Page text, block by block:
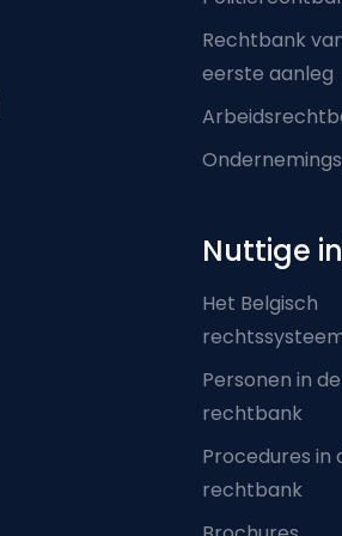
Rechtbank
eerste aanleg
Nuttige
Het Belgisch
Personen in de
rechtbank
Procedures in
rechtbank